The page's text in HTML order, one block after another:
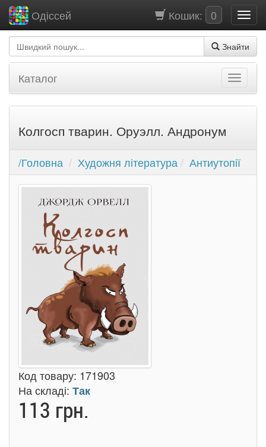
Кошик: 0
Одіссей
Знайти
Каталог
Колгосп тварин. Оруэлл. Андронум
/Головна Художня література Антиутопії
Код товару: 171903
На складі: Так
113 грн.